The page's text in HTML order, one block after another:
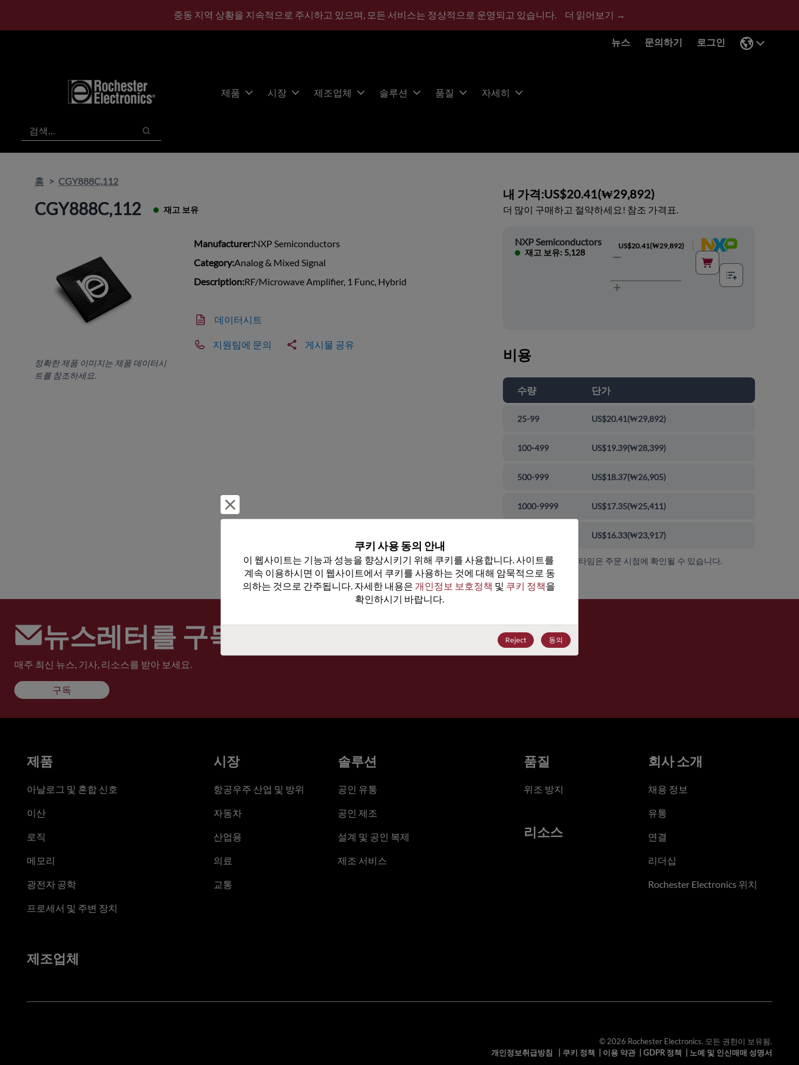
중동 지역 상황을 지속적으로 주시하고 있으며, 모든 서비스는 정상적으로 운영되고 있습니다. 더 읽어보기 →
뉴스 문의하기 로그인
제품 시장 제조업체 솔루션 품질 자세히
검색
검색
홈 CGY888C,112
CGY888C,112 재고 보유
정확한 제품 이미지는 제품 데이터시
트를 참조하세요.
Manufacturer:NXP Semiconductors
Category:Analog & Mixed Signal
Description:RF/Microwave Amplifier, 1 Func, Hybrid
데이터시트
지원팀에 문의 게시물 공유
내 가격:US$20.41(₩29,892)
더 많이 구매하고 절약하세요! 참조 가격표.
NXP Semiconductors
재고 보유: 5,128
US$20.41(₩29,892)
비용
수량 단가
25-99 US$20.41(₩29,892)
100-499 US$19.39(₩28,399)
500-999 US$18.37(₩26,905)
1000-9999 US$17.35(₩25,411)
US$16.33(₩23,917)
가격, 가용성 및 리드 타임은 주문 시점에 확인될 수 있습니다.
뉴스레터를 구독하세요
매주 최신 뉴스, 기사, 리소스를 받아 보세요.
구독
쿠키 사용 동의 안내
이 웹사이트는 기능과 성능을 향상시키기 위해 쿠키를 사용합니다. 사이트를
계속 이용하시면 이 웹사이트에서 쿠키를 사용하는 것에 대해 암묵적으로 동
의하는 것으로 간주됩니다. 자세한 내용은 개인정보 보호정책 및 쿠키 정책을
확인하시기 바랍니다.
Reject 동의
제품
아날로그 및 혼합 신호
이산
로직
메모리
광전자 공학
프로세서 및 주변 장치
시장
항공우주 산업 및 방위
자동차
산업용
의료
교통
솔루션
공인 유통
공인 제조
설계 및 공인 복제
제조 서비스
품질
위조 방지
리소스
회사 소개
채용 정보
유통
연결
리더십
Rochester Electronics 위치
제조업체
© 2026 Rochester Electronics. 모든 권한이 보유됨.
개인정보취급방침
쿠키 정책 이용 약관| GDPR 정책 노예 및 인신매매 성명서